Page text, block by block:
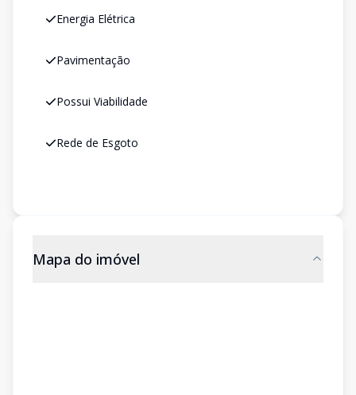
Energia Elétrica
Pavimentação
Possui Viabilidade
Rede de Esgoto
Mapa do imóvel